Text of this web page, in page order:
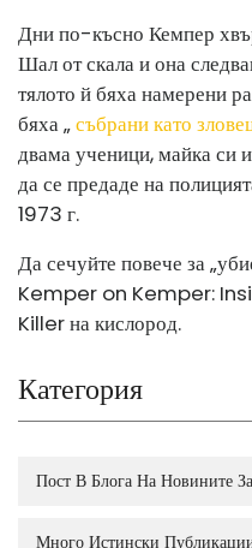
Дни по-късно Кемпер
Шал от скала и она
тялото й бяха намерени
бяха „събрани като
двама ученици, майка си
да се предаде на
1973 г.
Да сечуйте повече за
Kemper on Kemper:
Killerна кислород.
Категория
Пост В Блога На Новините
Много Истински